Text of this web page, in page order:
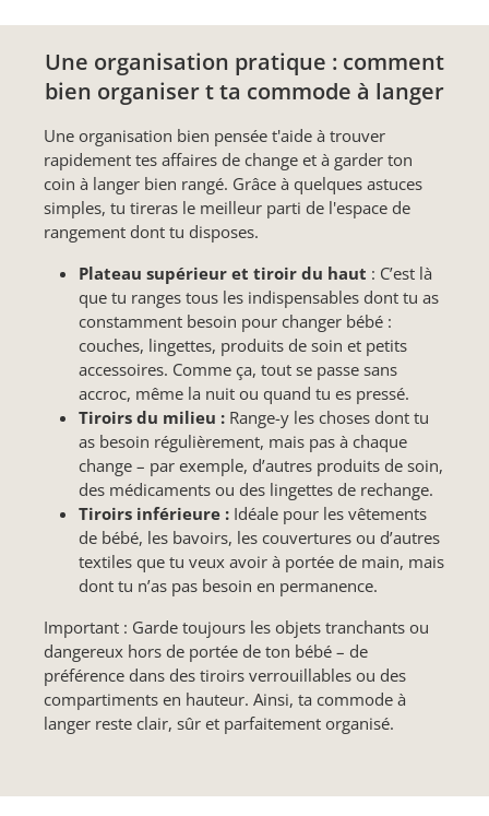
Une organisation pratique : comment
bien organiser t ta commode à langer
Une organisation bien pensée t'aide à trouver
rapidement tes affaires de change et à garder ton
coin à langer bien rangé. Grâce à quelques astuces
simples, tu tireras le meilleur parti de l'espace de
rangement dont tu disposes.
Plateau supérieur et tiroir du haut : C’est là
que tu ranges tous les indispensables dont tu as
constamment besoin pour changer bébé :
couches, lingettes, produits de soin et petits
accessoires. Comme ça, tout se passe sans
accroc, même la nuit ou quand tu es pressé.
Tiroirs du milieu : Range-y les choses dont tu
as besoin régulièrement, mais pas à chaque
change – par exemple, d’autres produits de soin,
des médicaments ou des lingettes de rechange.
Tiroirs inférieure : Idéale pour les vêtements
de bébé, les bavoirs, les couvertures ou d’autres
textiles que tu veux avoir à portée de main, mais
dont tu n’as pas besoin en permanence.
Important : Garde toujours les objets tranchants ou
dangereux hors de portée de ton bébé – de
préférence dans des tiroirs verrouillables ou des
compartiments en hauteur. Ainsi, ta commode à
langer reste clair, sûr et parfaitement organisé.